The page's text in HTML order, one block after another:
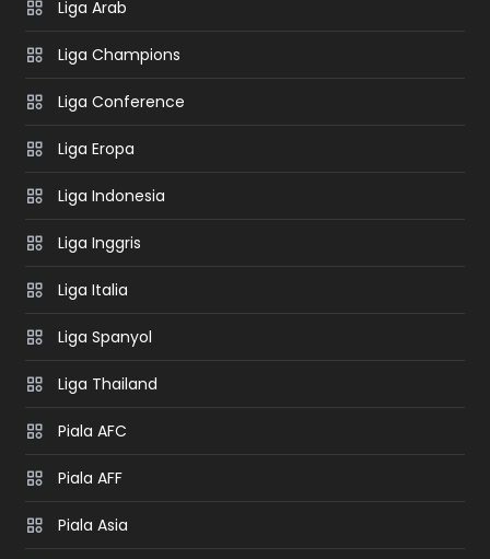
Liga Arab
Liga Champions
Liga Conference
Liga Eropa
Liga Indonesia
Liga Inggris
Liga Italia
Liga Spanyol
Liga Thailand
Piala AFC
Piala AFF
Piala Asia